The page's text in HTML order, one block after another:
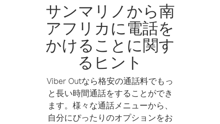
サンマリノから南
アフリカに電話を
かけることに関す
るヒント
Viber Outなら格安の通話料でもっ
と長い時間通話をすることができ
ます。様々な通話メニューから、
自分にぴったりのオプションをお